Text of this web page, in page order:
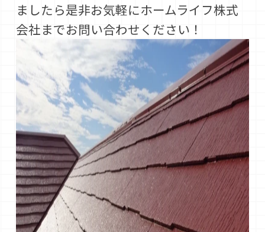
ましたら是非お気軽にホームライフ株式
会社までお問い合わせください！